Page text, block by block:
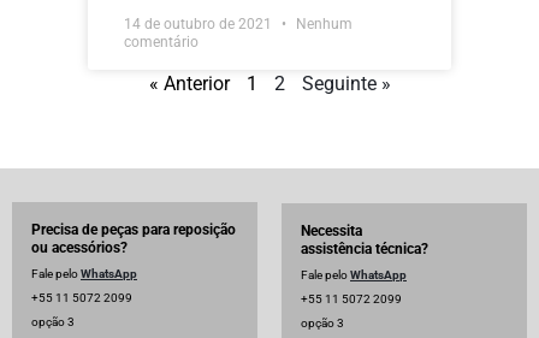
14 de outubro de 2021
Nenhum
comentário
« Anterior 1 2 Seguinte »
Precisa de peças para reposição
ou acessórios?
Fale peloWhatsApp
+55 11 5072 2099
opção 3
Necessita
assistência técnica?
Fale peloWhatsApp
+55 11 5072 2099
opção 3